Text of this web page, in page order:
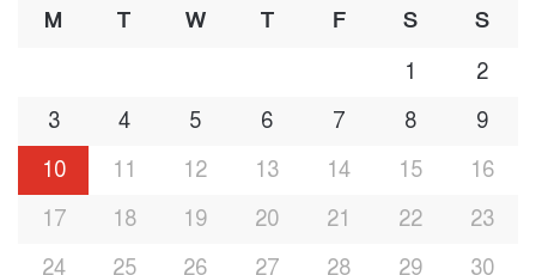
M T W T F S S
1
2
3
4 5 6 7 8
9
10
11 12 13 14 15
16
17
18 19 20 21 22
23
24
25 26 27 28 29
30